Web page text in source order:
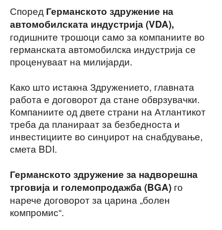
Според Германското здружение на
автомобилската индустрија (VDA),
годишните трошоци само за компаниите во
германската автомобилска индустрија се
проценуваат на милијарди.
Како што истакна Здружението, главната
работа е договорот да стане обврзувачки.
Компаниите од двете страни на Атлантикот
треба да планираат за безбедноста и
инвестициите во синџирот на снабдување,
смета BDI.
Германското здружение за надворешна
трговија и големопродажба (BGA) го
нарече договорот за царина „болен
компромис“.